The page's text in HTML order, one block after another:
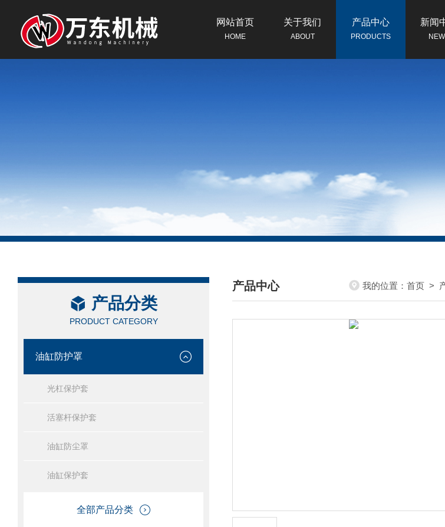
网站首页
HOME
关于我们
ABOUT
产品中心
PRODUCTS
新闻
产品分类
PRODUCT CATEGORY
油缸防护罩
光杠保护套
活塞杆保护套
油缸防尘罩
油缸保护套
全部产品分类
产品中心
/ PRODUCTS CENTER
我的位置： 首页 >